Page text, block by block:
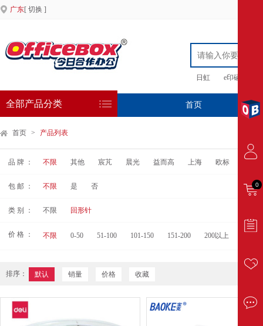
广东[ 切换 ]
日虹 e印硒鼓
全部产品分类 首页 专
首页 > 产品列表
品 牌 ： 不限 其他 宸芃 晨光 益而高 上海 欧标
包 邮 ： 不限 是 否
类 别 ： 不限 回形针
价 格 ： 不限 0-50 51-100 101-150 151-200 200以上
排序： 默认 销量 价格 收藏
0